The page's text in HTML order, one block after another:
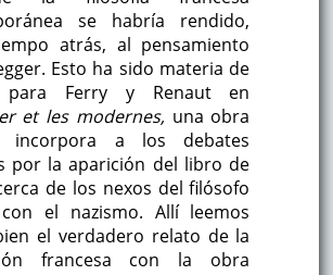
se habría rendido,
atrás, al pensamiento
Esto ha sido materia de
para Ferry y Renaut en
et les modernes,una obra
incorpora a los debates
por la aparición del libro de
de los nexos del filósofo
el nazismo. Allí leemos
el verdadero relato de la
francesa con la obra